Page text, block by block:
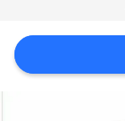
SITEMAP
ΠΟΛΙΤΙΚΉ